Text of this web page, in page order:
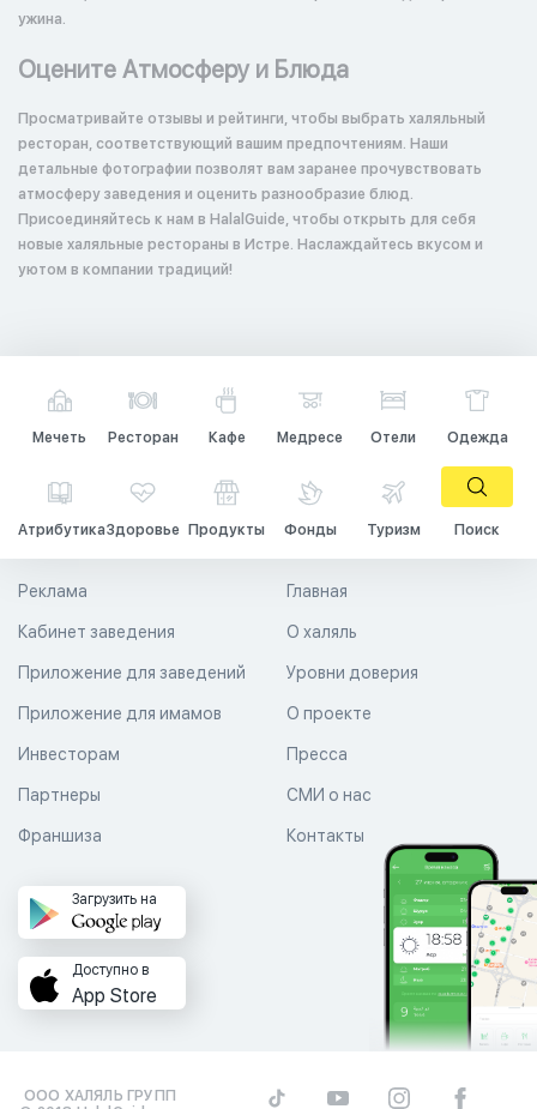
ужина.
Оцените Атмосферу и Блюда
Просматривайте отзывы и рейтинги, чтобы выбрать халяльный
ресторан, соответствующий вашим предпочтениям. Наши
детальные фотографии позволят вам заранее прочувствовать
атмосферу заведения и оценить разнообразие блюд.
Присоединяйтесь к нам в HalalGuide, чтобы открыть для себя
новые халяльные рестораны в Истре. Наслаждайтесь вкусом и
уютом в компании традиций!
Мечеть Ресторан Кафе Медресе Отели Одежда
АтрибутикаЗдоровье Продукты Фонды Туризм Поиск
Главная
О халяль
Уровни доверия
Реклама
Кабинет заведения
Приложение для заведений
Приложение для имамов О проекте
Пресса
СМИ о нас
Контакты
Инвесторам
Партнеры
Франшиза
Загрузить на
Доступно в
App Store
ООО ХАЛЯЛЬ ГРУПП